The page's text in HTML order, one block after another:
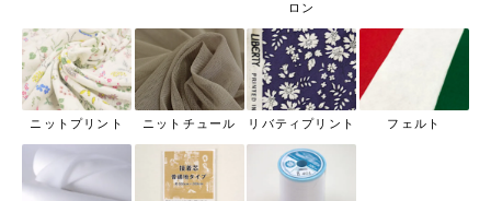
ロン
ニットプリント ニットチュール リバティプリント フェルト